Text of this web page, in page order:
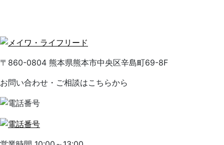
〒860-0804 熊本県熊本市中央区辛島町69-8F
お問い合わせ・ご相談はこちらから